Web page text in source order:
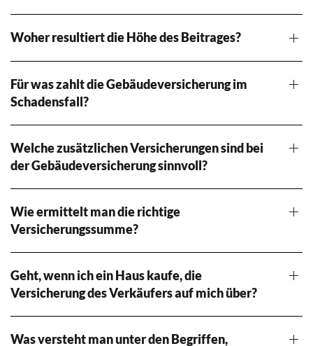
Woher resultiert die Höhe des Beitrages?
Für was zahlt die Gebäudeversicherung im
Schadensfall?
Welche zusätzlichen Versicherungen sind bei
der Gebäudeversicherung sinnvoll?
Wie ermittelt man die richtige
Versicherungssumme?
Geht, wenn ich ein Haus kaufe, die
Versicherung des Verkäufers auf mich über?
Was versteht man unter den Begriffen,